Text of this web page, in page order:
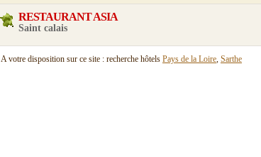
RESTAURANT ASIA
Saint calais
A votre disposition sur ce site : recherche hôtels Pays de la Loire, Sarthe